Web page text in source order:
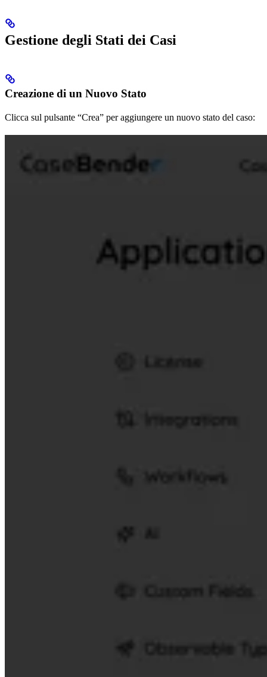
Gestione degli Stati dei Casi
Creazione di un Nuovo Stato
Clicca sul pulsante “Crea” per aggiungere un nuovo stato del caso: